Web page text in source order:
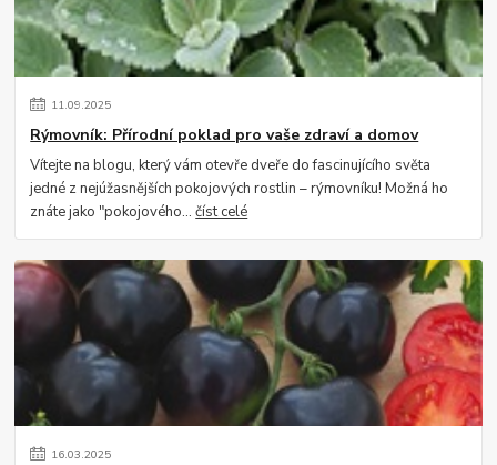
11.09.2025
Rýmovník: Přírodní poklad pro vaše zdraví a domov
Vítejte na blogu, který vám otevře dveře do fascinujícího světa
jedné z nejúžasnějších pokojových rostlin – rýmovníku! Možná ho
znáte jako "pokojového...číst celé
16.03.2025